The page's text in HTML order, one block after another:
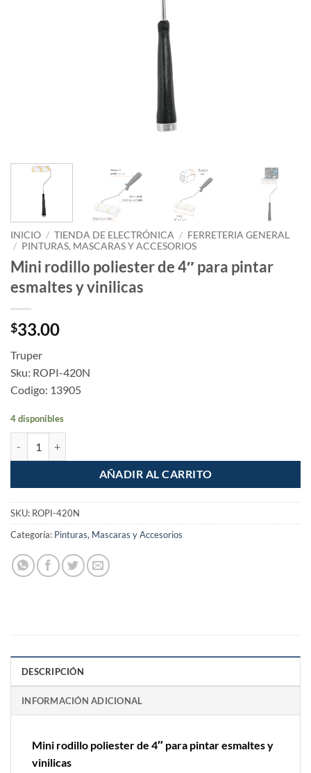
INICIO / TIENDA DE ELECTRÓNICA / FERRETERIA GENERAL
/ PINTURAS, MASCARAS Y ACCESORIOS
Mini rodillo poliester de 4″ para pintar
esmaltes y vinilicas
$33.00
Truper
Sku: ROPI-420N
Codigo: 13905
4 disponibles
AÑADIR AL CARRITO
SKU: ROPI-420N
Categoría: Pinturas, Mascaras y Accesorios
DESCRIPCIÓN
INFORMACIÓN ADICIONAL
Mini rodillo poliester de 4″ para pintar esmaltes y
vinilicas